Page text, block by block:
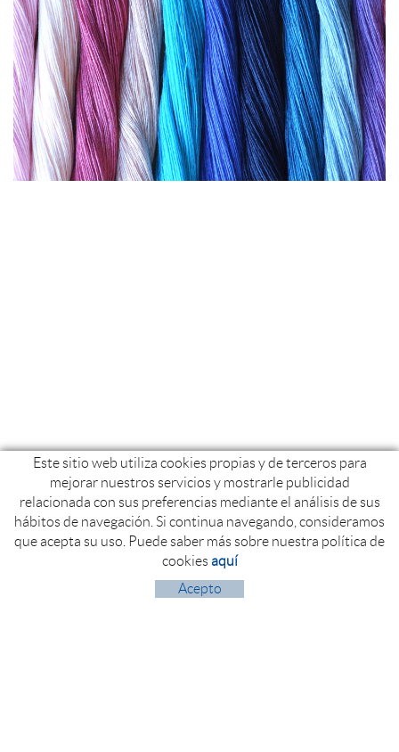
Este sitio web utiliza cookies propias y de terceros para
mejorar nuestros servicios y mostrarle publicidad
relacionada con sus preferencias mediante el análisis de sus
hábitos de navegación. Si continua navegando, consideramos
que acepta su uso. Puede saber más sobre nuestra política de
cookies aquí
Acepto